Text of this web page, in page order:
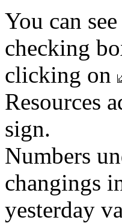
You can
checking
clicking on
Resources
sign.
Numbers
changings
yesterday